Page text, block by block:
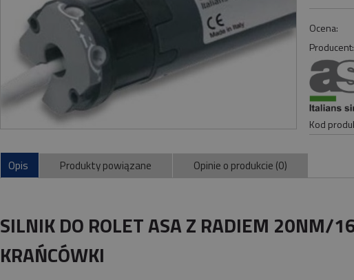
Ocena:
Producent:
Kod
Opis Produkty powiązane Opinie o produkcie (0)
SILNIK DO ROLET ASA Z RADIEM 20NM/
KRAŃCÓWKI